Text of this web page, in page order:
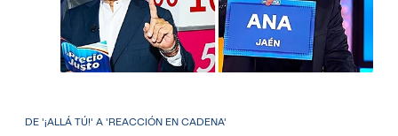
DE '¡ALLÁ TÚ!' A 'REACCIÓN EN CADENA'